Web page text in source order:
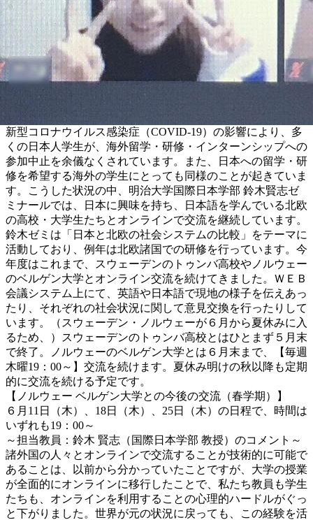
新型コロナウイルス感染症（COVID-19）の影響により、多
くの日本人学生が、海外留学・研修・インターンシップへの
参加中止を余儀なくされています。また、日本への留学・研
修を希望する海外の学生にとっても同様のことが起きていま
す。こうした状況の中、明治大学国際日本学部 鈴木賢志ゼ
ミナールでは、日本に興味を持ち、日本語を学んでいる北欧
の高校・大学生たちとオンラインで交流を継続しています。
鈴木ゼミは「日本と北欧の社会システムの比較」をテーマに
活動しており、例年は北欧諸国での研修を行っています。今
年度はこれまで、スウェーデンのトゥンバ高校やノルウェー
のベルゲン大学とオンライン交流を続けてきました。ＷＥＢ
会議システム上にて、英語や日本語で現地の様子を伝えあっ
たり、それぞれの社会状況に関して意見交換を行ったりして
います。（スウェーデン・ノルウェーが６月から夏休みに入
るため、）スウェーデンのトゥンバ高校とはひとまず５月末
で終了。ノルウェーのベルゲン大学とは６月末まで、【毎週
木曜19：00～】交流を続けます。夏休み明けの秋以降も定期
的に交流を続ける予定です。
【ノルウェー ベルゲン大学との今後の交流（春学期）】
６月11日（木）、18日（木）、25日（木）の日程で、時間は
いずれも19：00～
～担当教員：鈴木 賢志（国際日本学部 教授）のコメント～
諸外国の人々とオンラインで交流することが技術的に可能で
あることは、以前から分かっていたことですが、大学の授業
が全面的にオンラインに移行したことで、私たち教員も学生
たちも、オンラインを利用することの心理的ハードルがぐっ
と下がりました。世界が元の状況に戻っても、この経験を活